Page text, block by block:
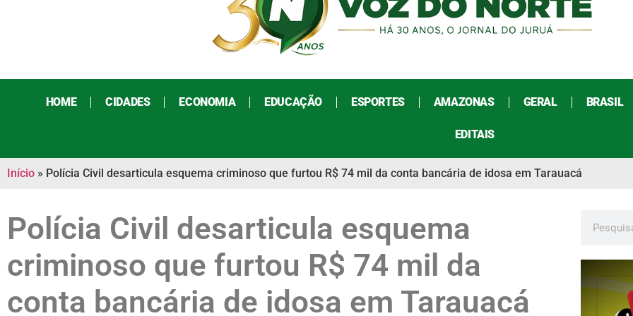
HOME CIDADES ECONOMIA EDUCAÇÃO ESPORTES AMAZONAS GERAL BRASIL
EDITAIS
Início » Polícia Civil desarticula esquema criminoso que furtou R$ 74 mil da conta bancária de idosa em Tarauacá
Polícia Civil desarticula esquema
criminoso que furtou R$ 74 mil da
conta bancária de idosa em Tarauacá